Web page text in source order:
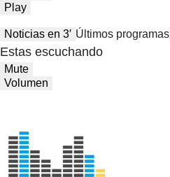
Play
Noticias en 3′ Últimos programas
Estas escuchando
Mute
Volumen